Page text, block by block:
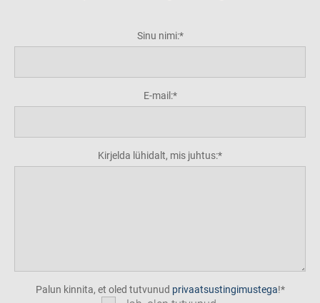
Sinu nimi:
E-mail:
Kirjelda lühidalt, mis juhtus:
Palun kinnita, et oled tutvunud privaatsustingimustega!